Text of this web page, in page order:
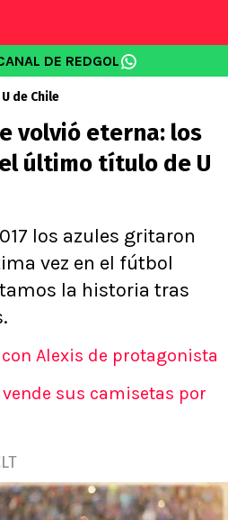
DE REDGOL
U de Chile
volvió eterna: los
último título de U
los azules gritaron
vez en el fútbol
la historia tras
Alexis de protagonista
sus camisetas por